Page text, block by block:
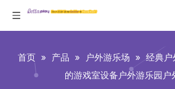
首页 » 产品 » 户外游乐场 » 经典户
的游戏室设备户外游乐园户